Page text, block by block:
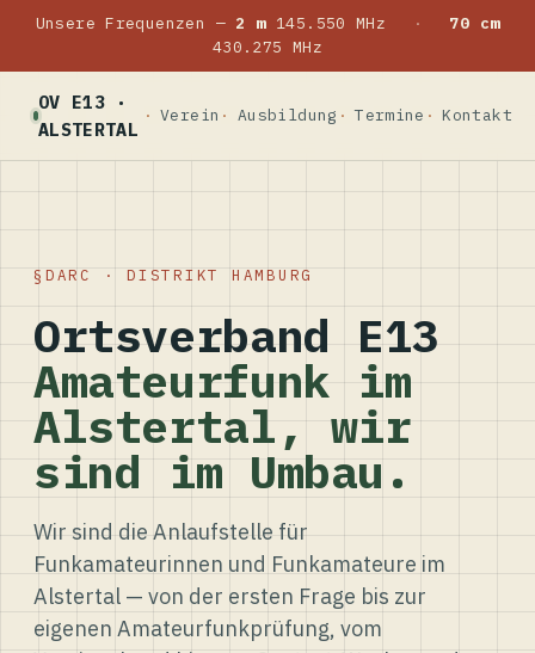
Unsere Frequenzen — 2 m145.550 MHz ·
70 cm
430.275 MHz
OV E13 ·
ALSTERTAL
Verein Ausbildung Termine Kontakt
DARC · DISTRIKT HAMBURG
Ortsverband E13
Amateurfunk im
Alstertal, wir
sind im Umbau.
Wir sind die Anlaufstelle für
Funkamateurinnen und Funkamateure im
Alstertal — von der ersten Frage bis zur
eigenen Amateurfunkprüfung, vom